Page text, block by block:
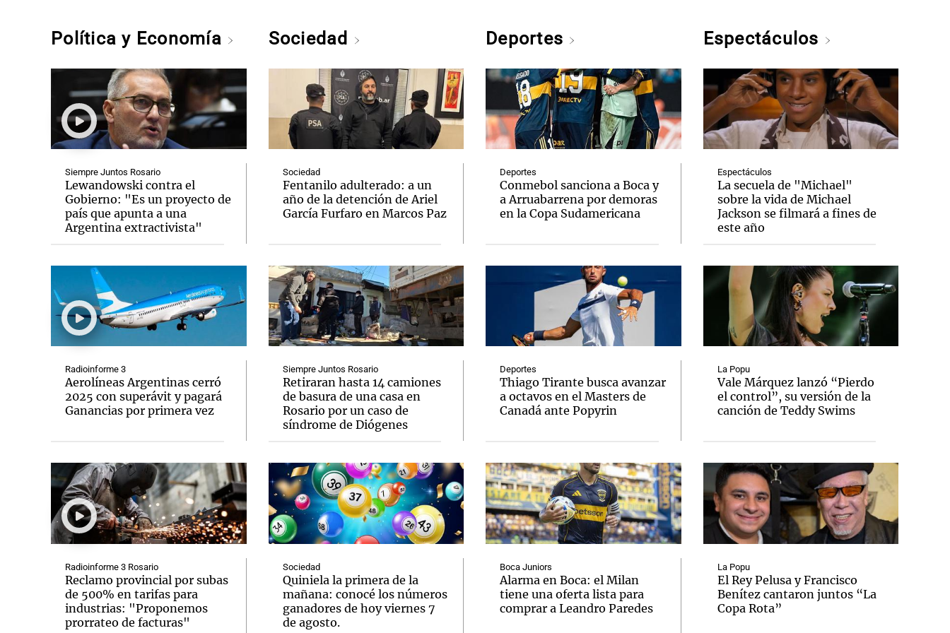
Política y Economía
Siempre Juntos Rosario
Lewandowski contra el
Gobierno: "Es un proyecto de
país que apunta a una
Argentina extractivista"
Radioinforme 3
Aerolíneas Argentinas cerró
2025 con superávit y pagará
Ganancias por primera vez
Radioinforme 3 Rosario
Reclamo provincial por subas
de 500% en tarifas para
industrias: "Proponemos
prorrateo de facturas"
Sociedad
Sociedad
Fentanilo adulterado: a un
año de la detención de Ariel
García Furfaro en Marcos Paz
Siempre Juntos Rosario
Retiraran hasta 14 camiones
de basura de una casa en
Rosario por un caso de
síndrome de Diógenes
Sociedad
Quiniela la primera de la
mañana: conocé los números
ganadores de hoy viernes 7
de agosto.
Deportes
Deportes
Conmebol sanciona a Boca y
a Arruabarrena por demoras
en la Copa Sudamericana
Deportes
Thiago Tirante busca avanzar
a octavos en el Masters de
Canadá ante Popyrin
Boca Juniors
Alarma en Boca: el Milan
tiene una oferta lista para
comprar a Leandro Paredes
Espectáculos
Espectáculos
La secuela de "Michael"
sobre la vida de Michael
Jackson se filmará a fines de
este año
La Popu
Vale Márquez lanzó “Pierdo
el control”, su versión de la
canción de Teddy Swims
La Popu
El Rey Pelusa y Francisco
Benítez cantaron juntos “La
Copa Rota”
Notas Notas
El huracán de Arequito Cadena 3 en Groenlandia
Notas